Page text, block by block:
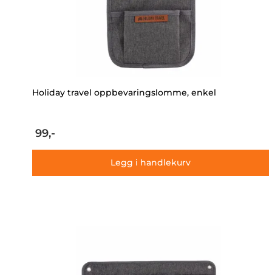
Holiday travel oppbevaringslomme, enkel
99,-
Legg i handlekurv